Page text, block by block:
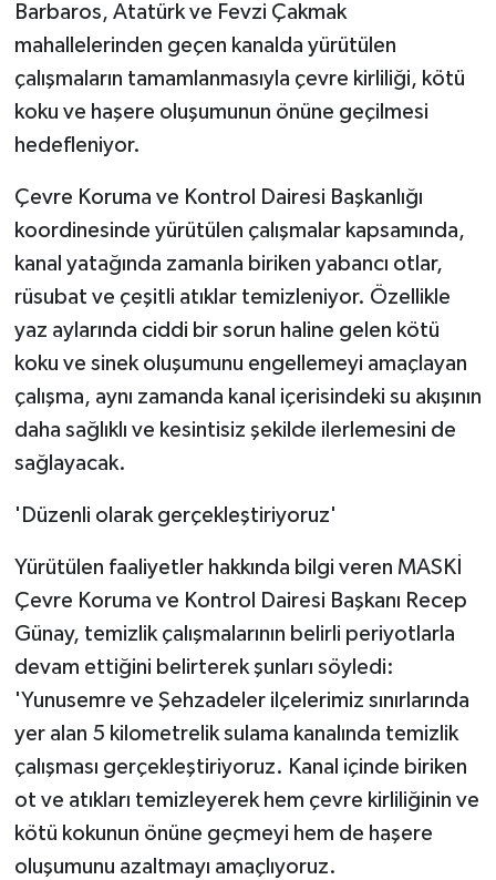
Barbaros, Atatürk ve Fevzi Çakmak
mahallelerinden geçen kanalda yürütülen
çalışmaların tamamlanmasıyla çevre kirliliği, kötü
koku ve haşere oluşumunun önüne geçilmesi
hedefleniyor.
Çevre Koruma ve Kontrol Dairesi Başkanlığı
koordinesinde yürütülen çalışmalar kapsamında,
kanal yatağında zamanla biriken yabancı otlar,
rüsubat ve çeşitli atıklar temizleniyor. Özellikle
yaz aylarında ciddi bir sorun haline gelen kötü
koku ve sinek oluşumunu engellemeyi amaçlayan
çalışma, aynı zamanda kanal içerisindeki su akışının
daha sağlıklı ve kesintisiz şekilde ilerlemesini de
sağlayacak.
'Düzenli olarak gerçekleştiriyoruz'
Yürütülen faaliyetler hakkında bilgi veren MASKİ
Çevre Koruma ve Kontrol Dairesi Başkanı Recep
Günay, temizlik çalışmalarının belirli periyotlarla
devam ettiğini belirterek şunları söyledi:
'Yunusemre ve Şehzadeler ilçelerimiz sınırlarında
yer alan 5 kilometrelik sulama kanalında temizlik
çalışması gerçekleştiriyoruz. Kanal içinde biriken
ot ve atıkları temizleyerek hem çevre kirliliğinin ve
kötü kokunun önüne geçmeyi hem de haşere
oluşumunu azaltmayı amaçlıyoruz.